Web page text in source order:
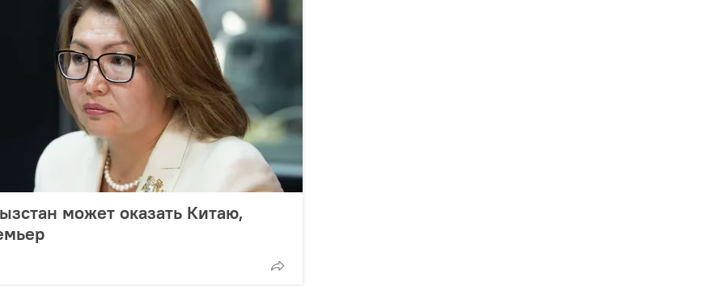
может оказать Китаю,